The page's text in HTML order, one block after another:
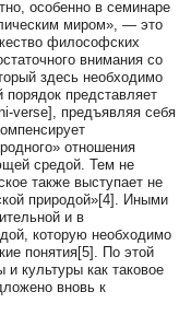
особенно в семинаре
миром», — это
философских
внимания со
здесь необходимо
порядок представляет
предъявляя себя
отношения
средой. Тем не
также выступает не
природой»[4]. Иными
и в
которую необходимо
понятия[5]. По этой
и культуры как таковое
вновь к